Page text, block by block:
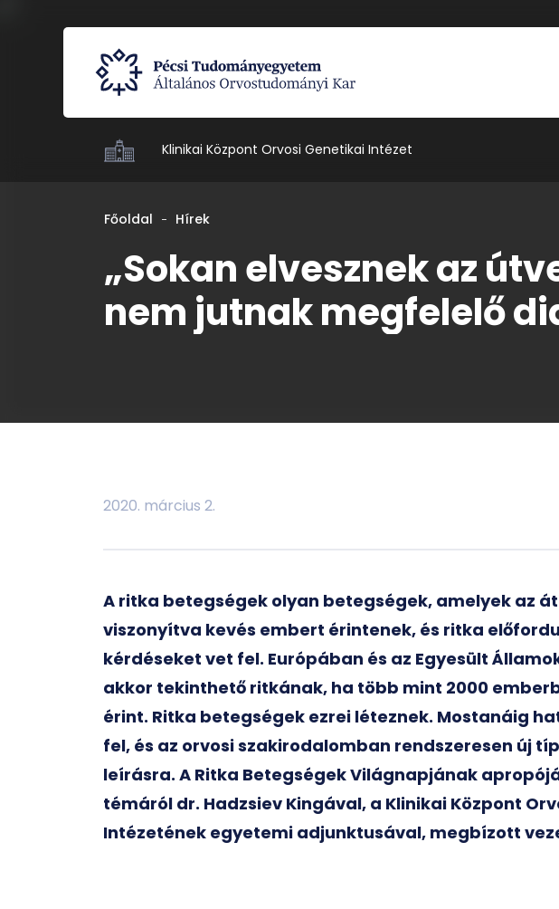
Klinikai Központ Orvosi Genetikai Intézet
Főoldal Hírek
„Sokan elvesznek az
nem jutnak megfelelő
2020. március 2.
A ritka betegségek olyan betegségek, amelyek az
viszonyítva kevés embert érintenek, és ritka
kérdéseket vet fel. Európában és az Egyesült
akkor tekinthető ritkának, ha több mint 2000
érint. Ritka betegségek ezrei léteznek. Mostanáig
fel, és az orvosi szakirodalomban rendszeresen új
leírásra. A Ritka Betegségek Világnapjának
témáról dr. Hadzsiev Kingával, a Klinikai Központ
Intézetének egyetemi adjunktusával, megbízott